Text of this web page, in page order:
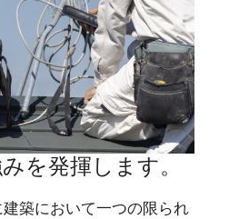
を発揮します。
築において一つの限られ